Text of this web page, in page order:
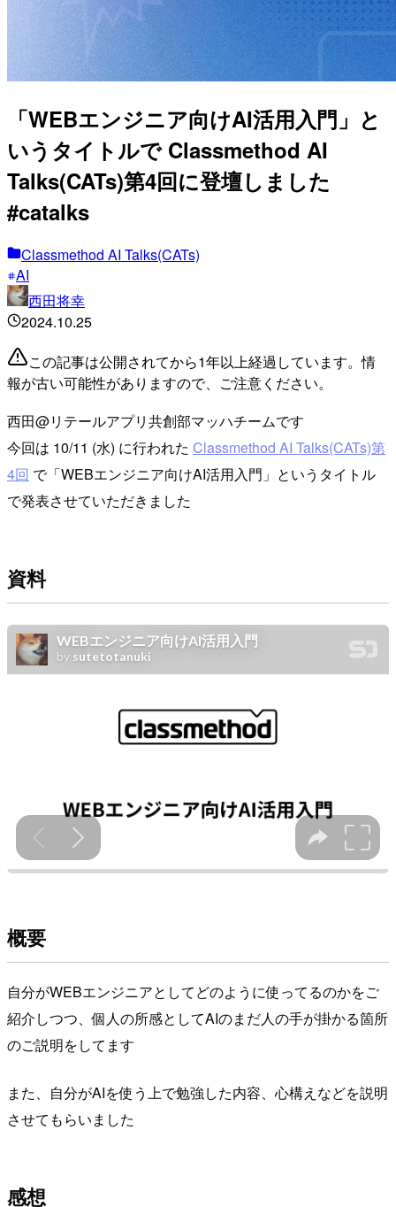
「WEBエンジニア向けAI活用入門」と
いうタイトルで Classmethod AI
Talks(CATs)第4回に登壇しました
#catalks
Classmethod AI Talks(CATs)
AI
西田将幸
2024.10.25
この記事は公開されてから1年以上経過しています。情
報が古い可能性がありますので、ご注意ください。
西田@リテールアプリ共創部マッハチームです
今回は 10/11 (水) に行われた Classmethod AI Talks(CATs)第
4回 で「WEBエンジニア向けAI活用入門」というタイトル
で発表させていただきました
資料
概要
自分がWEBエンジニアとしてどのように使ってるのかをご
紹介しつつ、個人の所感としてAIのまだ人の手が掛かる箇所
のご説明をしてます
また、自分がAIを使う上で勉強した内容、心構えなどを説明
させてもらいました
感想